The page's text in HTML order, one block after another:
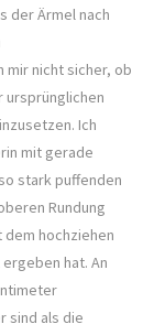
der Ärmel nach
mir nicht sicher, ob
ursprünglichen
Ich
mit gerade
stark puffenden
Rundung
hochziehen
hat. An
sind als die